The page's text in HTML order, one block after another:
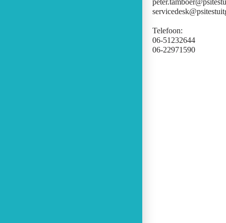
Telefoon:
06-51232644
06-22971590